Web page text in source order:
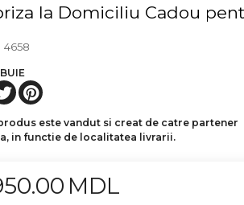
la Domiciliu Cadou
4658
este vandut si creat de catre partener
in functie de localitatea livrarii.
MDL